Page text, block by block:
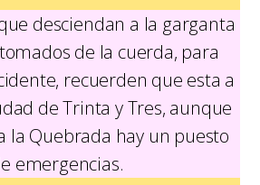
desciendan a la garganta
de la cuerda, para
recuerden que esta a
de Trinta y Tres, aunque
la Quebrada hay un puesto
emergencias.